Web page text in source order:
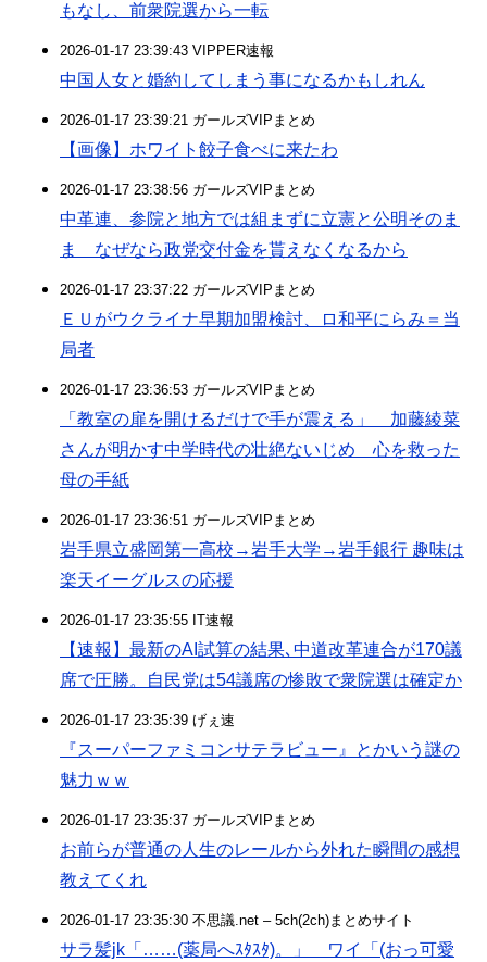
もなし、前衆院選から一転
2026-01-17 23:39:43 VIPPER速報
中国人女と婚約してしまう事になるかもしれん
2026-01-17 23:39:21 ガールズVIPまとめ
【画像】ホワイト餃子食べに来たわ
2026-01-17 23:38:56 ガールズVIPまとめ
中革連、参院と地方では組まずに立憲と公明そのま
ま なぜなら政党交付金を貰えなくなるから
2026-01-17 23:37:22 ガールズVIPまとめ
ＥＵがウクライナ早期加盟検討、ロ和平にらみ＝当
局者
2026-01-17 23:36:53 ガールズVIPまとめ
「教室の扉を開けるだけで手が震える」 加藤綾菜
さんが明かす中学時代の壮絶ないじめ 心を救った
母の手紙
2026-01-17 23:36:51 ガールズVIPまとめ
岩手県立盛岡第一高校→岩手大学→岩手銀行 趣味は
楽天イーグルスの応援
2026-01-17 23:35:55 IT速報
【速報】最新のAI試算の結果､中道改革連合が170議
席で圧勝。自民党は54議席の惨敗で衆院選は確定か
2026-01-17 23:35:39 げぇ速
『スーパーファミコンサテラビュー』とかいう謎の
魅力ｗｗ
2026-01-17 23:35:37 ガールズVIPまとめ
お前らが普通の人生のレールから外れた瞬間の感想
教えてくれ
2026-01-17 23:35:30 不思議.net – 5ch(2ch)まとめサイト
サラ髪jk「……(薬局へｽﾀｽﾀ)。」 ワイ「(おっ可愛